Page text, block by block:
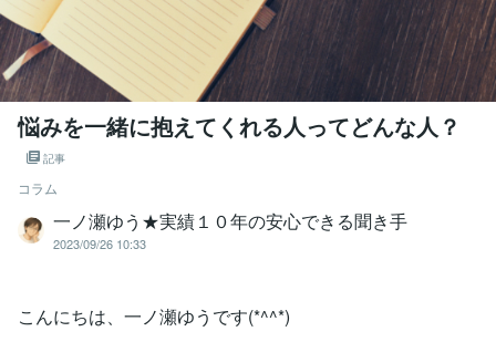
悩みを一緒に抱えてくれる人ってどんな人？
記事
コラム
一ノ瀬ゆう★実績１０年の安心できる聞き手
2023/09/26 10:33
こんにちは、一ノ瀬ゆうです(*^^*)